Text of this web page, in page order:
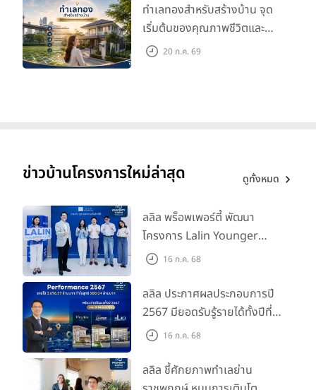
ทำเลทองสำหรับสร้างบ้าน จุด
เริ่มต้นของคุณภาพชีวิตและ
มูลค่าในอนาคต
20 ก.ค. 69
ข่าวบ้านโครงการใหม่ล่าสุด ดูทั้งหมด
ลลิล พร็อพเพอร์ตี้ พัฒนา
โครงการ Lalin Younger
Club ส่งเสริมผู้นำรุ่นใหม่
16 ก.ค. 68
ลลิล ประกาศผลประกอบการปี
2567 มียอดรับรู้รายได้ทั้งปีที่
3,696.59 ล้านบาท กำไรสุทธิ
ปันผลทั้งปี 2567 รวม 0.34
บาท/หุ้น
16 ก.ค. 68
ลลิล ชี้ศักยภาพทำเลย่าน